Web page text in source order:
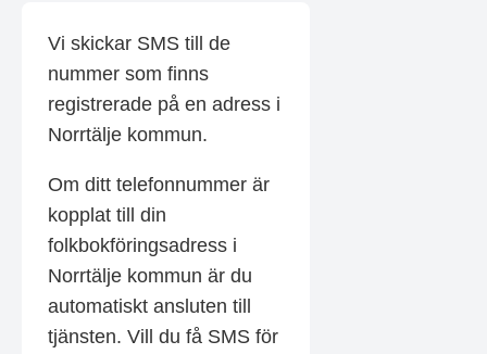
Vi skickar SMS till de
nummer som finns
registrerade på en adress i
Norrtälje kommun.
Om ditt telefonnummer är
kopplat till din
folkbokföringsadress i
Norrtälje kommun är du
automatiskt ansluten till
tjänsten. Vill du få SMS för